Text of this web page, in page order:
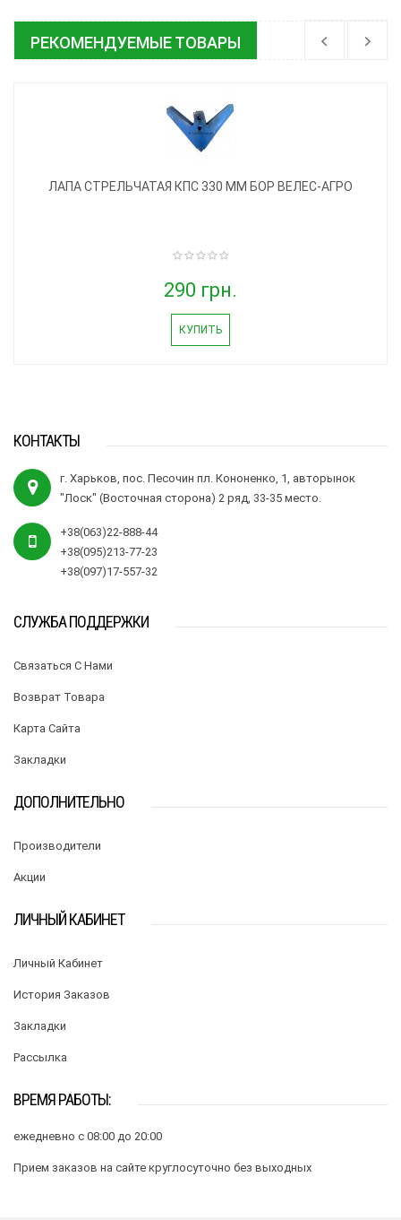
РЕКОМЕНДУЕМЫЕ ТОВАРЫ
ЛАПА СТРЕЛЬЧАТАЯ КПС 330 ММ БОР ВЕЛЕС-АГРО
290 грн.
КУПИТЬ
КОНТАКТЫ
г. Харьков, пос. Песочин пл. Кононенко, 1, авторынок
"Лоск" (Восточная сторона) 2 ряд, 33-35 место.
+38(063)22-888-44
+38(095)213-77-23
+38(097)17-557-32
СЛУЖБА ПОДДЕРЖКИ
Связаться С Нами
Возврат Товара
Карта Сайта
Закладки
ДОПОЛНИТЕЛЬНО
Производители
Акции
ЛИЧНЫЙ КАБИНЕТ
Личный Кабинет
История Заказов
Закладки
Рассылка
ВРЕМЯ РАБОТЫ:
ежедневно с 08:00 до 20:00
Прием заказов на сайте круглосуточно без выходных